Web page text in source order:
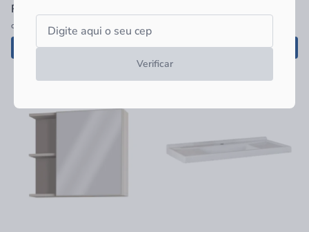
Verificar
R$ 999,90
ou R$ 166,65
sem juros
Adicionar
Adicionar